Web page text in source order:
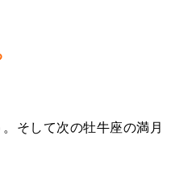
そして次の牡牛座の満月